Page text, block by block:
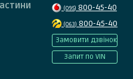
(095) 800-45-40
(063) 800-45-40
Замовити дзвінок
Запит по VIN